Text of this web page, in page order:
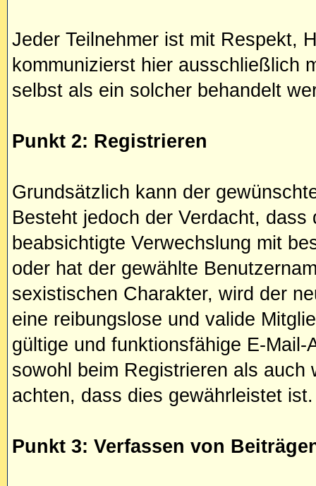
Jeder Teilnehmer ist mit Respekt,
kommunizierst hier ausschließlich
selbst als ein solcher behandelt
Punkt 2: Registrieren
Grundsätzlich kann der
Besteht jedoch der Verdacht,
beabsichtigte Verwechslung mit
oder hat der gewählte
sexistischen Charakter, wird der
eine reibungslose und valide
gültige und funktionsfähige E-
sowohl beim Registrieren als
achten, dass dies gewährleistet ist.
Punkt 3: Verfassen von